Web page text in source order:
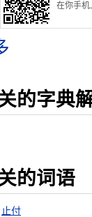
在你手机
的字典
的词语
止付